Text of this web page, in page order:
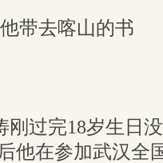
带去喀山的书
刚过完18岁生日
他在参加武汉全